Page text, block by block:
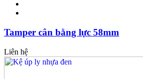
Tamper cân bằng lực 58mm
Liên hệ